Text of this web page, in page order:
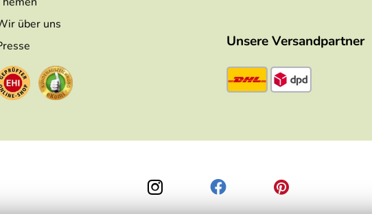
über uns
Unsere Versandpartner